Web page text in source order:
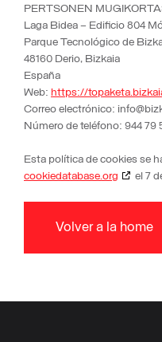
PERTSONEN
Laga Bidea – Edificio 804
Parque Tecnológico de
48160 Derio, Bizkaia
España
Web: https://
Correo electrónico: info@
Número de teléfono: 944 79
Esta política de cookies se
cookiedatabase.org
el 7
Volver a la home